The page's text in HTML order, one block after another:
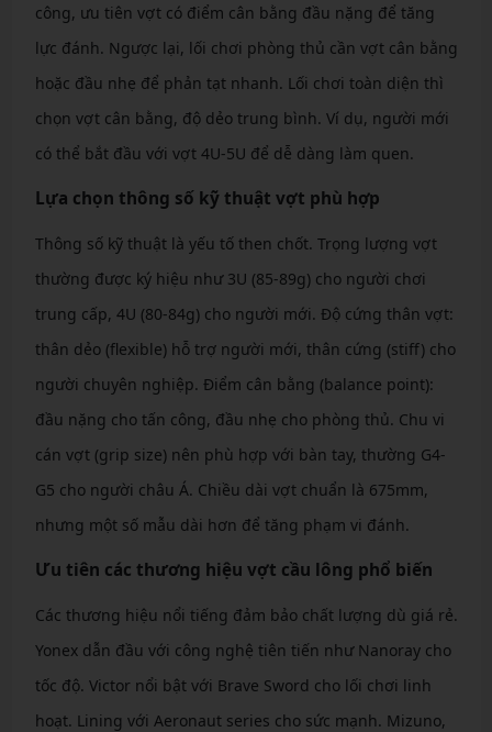
công, ưu tiên vợt có điểm cân bằng đầu nặng để tăng
lực đánh. Ngược lại, lối chơi phòng thủ cần vợt cân bằng
hoặc đầu nhẹ để phản tạt nhanh. Lối chơi toàn diện thì
chọn vợt cân bằng, độ dẻo trung bình. Ví dụ, người mới
có thể bắt đầu với vợt 4U-5U để dễ dàng làm quen.
Lựa chọn thông số kỹ thuật vợt phù hợp
Thông số kỹ thuật là yếu tố then chốt. Trọng lượng vợt
thường được ký hiệu như 3U (85-89g) cho người chơi
trung cấp, 4U (80-84g) cho người mới. Độ cứng thân vợt:
thân dẻo (flexible) hỗ trợ người mới, thân cứng (stiff) cho
người chuyên nghiệp. Điểm cân bằng (balance point):
đầu nặng cho tấn công, đầu nhẹ cho phòng thủ. Chu vi
cán vợt (grip size) nên phù hợp với bàn tay, thường G4-
G5 cho người châu Á. Chiều dài vợt chuẩn là 675mm,
nhưng một số mẫu dài hơn để tăng phạm vi đánh.
Ưu tiên các thương hiệu vợt cầu lông phổ biến
Các thương hiệu nổi tiếng đảm bảo chất lượng dù giá rẻ.
Yonex dẫn đầu với công nghệ tiên tiến như Nanoray cho
tốc độ. Victor nổi bật với Brave Sword cho lối chơi linh
hoạt. Lining với Aeronaut series cho sức mạnh. Mizuno,